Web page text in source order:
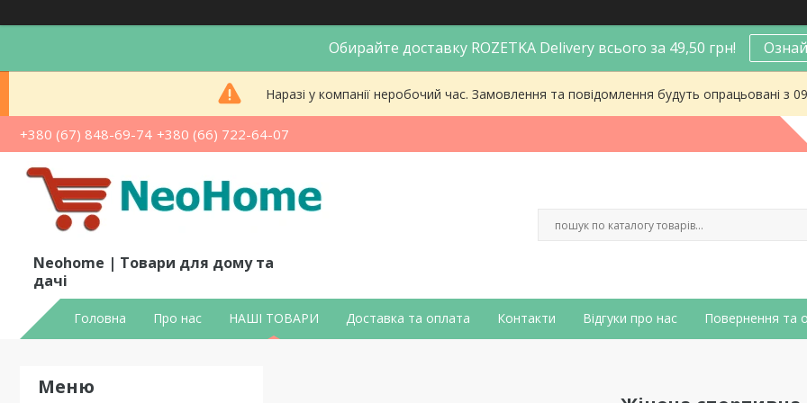
Обирайте доставку ROZETKA Delivery всього за 49,50 грн!
Наразі у компанії неробочий час. Замовлення та повідомлення будуть опрацьовані з
+380 (67) 848-69-74 +380 (66) 722-64-07
Neohome | Товари для дому та
дачі
Головна Про нас НАШІ ТОВАРИ Доставка та оплата Контакти Відгуки про нас Повернення та